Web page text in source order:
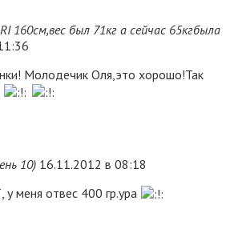
160см,вес был 71кг а сейчас 65кгбыла
Молодечик Оля,это хорошо!Так
10) 16.11.2012 в 08:18
меня отвес 400 гр.ура